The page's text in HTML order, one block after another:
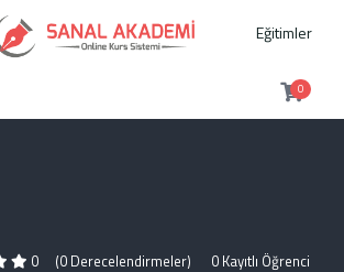
menusearch Eğitimler
0
0 (0 Derecelendirmeler)
0 Kayıtlı Öğrenci